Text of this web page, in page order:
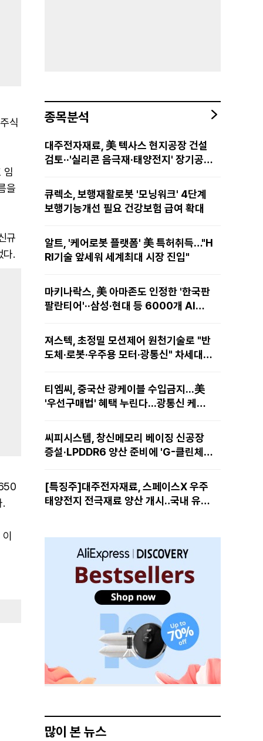
식
임
을
규
다.
.
종목분석
대주전자재료, 美 텍사스 현지공장 건설
검토··'실리콘 음극재·태양전지' 장기공급
큐렉소, 보행재활로봇 '모닝워크' 4단계
보행기능개선 필요 건강보험 급여 확대
알트, '케어로봇 플랫폼' 美 특허취득…"H
RI기술 앞세워 세계최대 시장 진입"
마키나락스, 美 아마존도 인정한 '한국판
팔란티어'··삼성·현대 등 6000개 AI모
져스텍, 초정밀 모션제어 원천기술로 "반
도체·로봇·우주용 모터·광통신" 차세대
티엠씨, 중국산 광케이블 수입금지...美
'우선구매법' 혜택 누린다...광통신 케이
씨피시스템, 창신메모리 베이징 신공장
증설·LPDDR6 양산 준비에 'G-클린체
[특징주]대주전자재료, 스페이스X 우주
태양전지 전극재료 양산 개시‥국내 유일
많이 본 뉴스